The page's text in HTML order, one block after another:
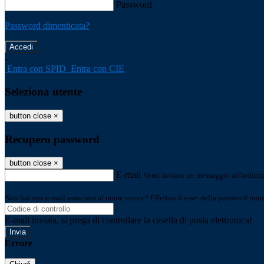
Password
Password dimenticata?
-
Entra con SPID Entra con CIE
Seleziona utente
button close ×
Recupero password
button close ×
E-mail Verrà inviato un messaggio
Non hai una e-mail associata al nome utente? Effettua il reset della password
E-mail inviata, si prega di controllare la casella di posta elettronica!
Errore